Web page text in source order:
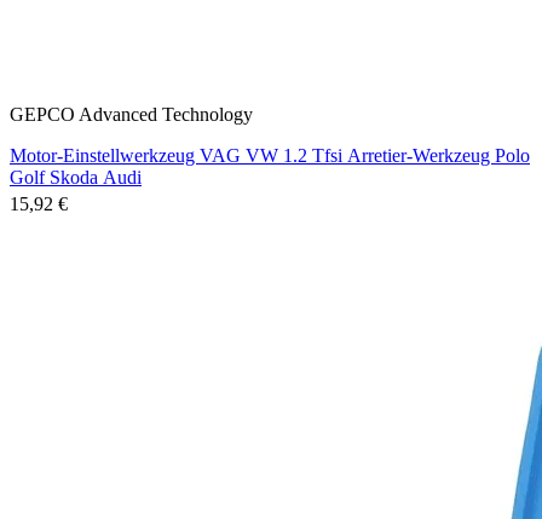
GEPCO Advanced Technology
Motor-Einstellwerkzeug VAG VW 1.2 Tfsi Arretier-Werkzeug Polo
Golf Skoda Audi
15,92 €